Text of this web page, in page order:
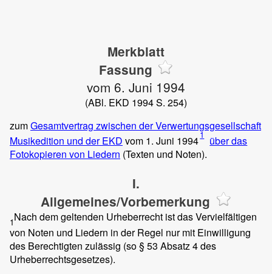
Merkblatt
Fassung
vom 6. Juni 1994
(ABl. EKD 1994 S. 254)
zumGesamtvertrag zwischen der Verwertungsgesellschaft
Musikedition und der EKD vom 1. Juni 19941 über das
Fotokopieren von Liedern (Texten und Noten).
I.
Allgemeines/Vorbemerkung
1Nach dem geltenden Urheberrecht ist das Vervielfältigen
von Noten und Liedern in der Regel nur mit Einwilligung
des Berechtigten zulässig (so § 53 Absatz 4 des
Urheberrechtsgesetzes).